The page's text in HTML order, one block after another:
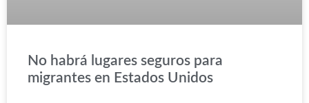
No habrá lugares seguros para
migrantes en Estados Unidos